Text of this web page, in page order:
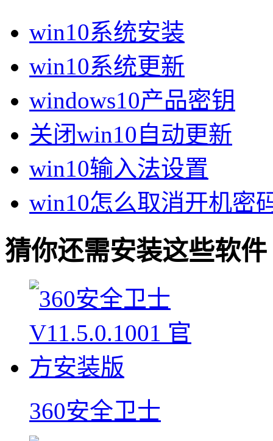
win10系统安装
win10系统更新
windows10产品密钥
关闭win10自动更新
win10输入法设置
win10怎么取消开机密
猜你还需安装这些软件
360安全卫士